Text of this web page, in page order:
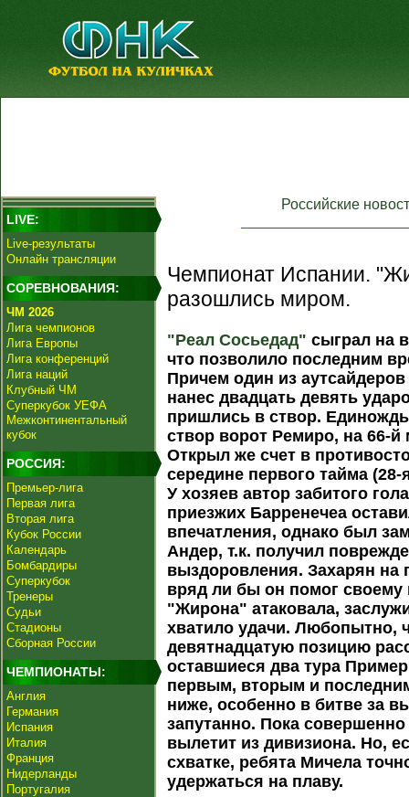
LIVE:
Live-результаты
Онлайн трансляции
СОРЕВНОВАНИЯ:
ЧМ 2026
Лига чемпионов
Лига Европы
Лига конференций
Лига наций
Клубный ЧМ
Суперкубок УЕФА
Межконтинентальный
кубок
РОССИЯ:
Премьер-лига
Первая лига
Вторая лига
Кубок России
Календарь
Бомбардиры
Суперкубок
Тренеры
Судьи
Стадионы
Сборная России
ЧЕМПИОНАТЫ:
Англия
Германия
Испания
Италия
Франция
Нидерланды
Португалия
Российские
Чемпионат Испании.
разошлись миром.
"Реал Сосьедад" сыграл на
что позволило последним
Причем один из
нанес двадцать девять
пришлись в створ.
створ ворот Ремиро, на 66-й
Открыл же счет в
середине первого тайма
У хозяев автор забитого
приезжих Барренечеа
впечатления, однако был
Андер, т.к. получил
выздоровления. Захарян на
вряд ли бы он помог своему
"Жирона" атаковала,
хватило удачи. Любопытно,
девятнадцатую позицию
оставшиеся два тура
первым, вторым и
ниже, особенно в битве за
запутанно. Пока
вылетит из дивизиона. Но,
схватке, ребята Мичела
удержаться на плаву.